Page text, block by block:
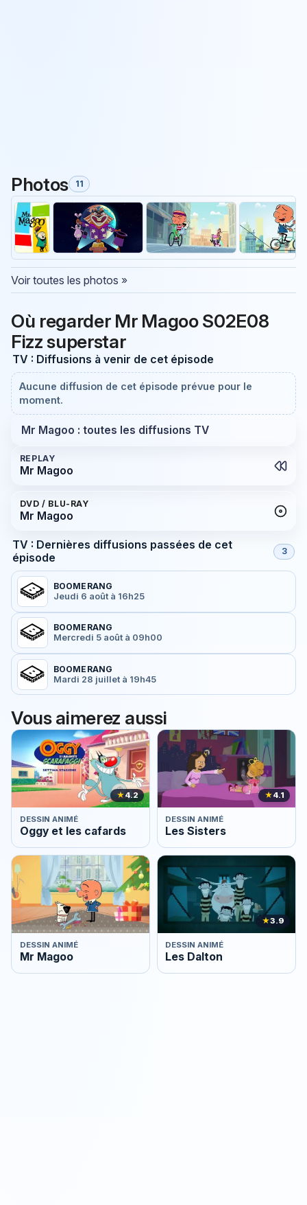
Photos 11
Voir toutes les photos »
Où regarder Mr Magoo S02E08
Fizz superstar
TV : Diffusions à venir de cet épisode
Aucune diffusion de cet épisode prévue pour le
moment.
Mr Magoo : toutes les diffusions TV
REPLAY
Mr Magoo
DVD / BLU-RAY
Mr Magoo
TV : Dernières diffusions passées de cet
épisode
3
BOOMERANG
Jeudi 6 août à 16h25
BOOMERANG
Mercredi 5 août à 09h00
BOOMERANG
Mardi 28 juillet à 19h45
Vous aimerez aussi
★4.2
DESSIN ANIMÉ
Oggy et les cafards
★4.1
DESSIN ANIMÉ
Les Sisters
DESSIN ANIMÉ
Mr Magoo
★3.9
DESSIN ANIMÉ
Les Dalton